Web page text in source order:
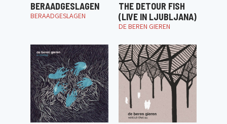
BERAADGESLAGEN
BERAADGESLAGEN
THE DETOUR FISH
(LIVE IN LJUBLJANA)
DE BEREN GIEREN